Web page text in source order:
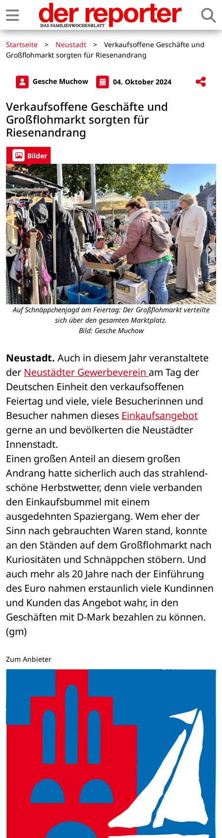
Startseite > Neustadt >
Verkaufsoffene Geschäfte und
Großflohmarkt sorgten für Riesenandrang
Gesche Muchow 04. Oktober 2024
Verkaufsoffene Geschäfte und
Großflohmarkt sorgten für
Riesenandrang
Bilder
Auf Schnäppchenjagd am Feiertag: Der Großflohmarkt verteilte
sich über den gesamten Marktplatz.
Bild: Gesche Muchow
Neustadt. Auch in diesem Jahr veranstaltete
der Neustädter Gewerbeverein am Tag der
Deutschen Einheit den verkaufsoffenen
Feiertag und viele, viele Besucherinnen und
Besucher nahmen dieses Einkaufsangebot
gerne an und bevölkerten die Neustädter
Innenstadt.
Einen großen Anteil an diesem großen
Andrang hatte sicherlich auch das strahlend-
schöne Herbstwetter, denn viele verbanden
den Einkaufsbummel mit einem
ausgedehnten Spaziergang. Wem eher der
Sinn nach gebrauchten Waren stand, konnte
an den Ständen auf dem Großflohmarkt nach
Kuriositäten und Schnäppchen stöbern. Und
auch mehr als 20 Jahre nach der Einführung
des Euro nahmen erstaunlich viele Kundinnen
und Kunden das Angebot wahr, in den
Geschäften mit D-Mark bezahlen zu können.
(gm)
Zum Anbieter